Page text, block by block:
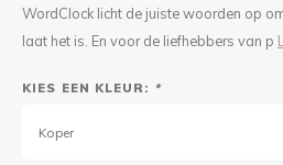
WordClock licht de juiste woorden op
laat het is. En voor de liefhebbers van p
KIES EEN KLEUR: *
Koper